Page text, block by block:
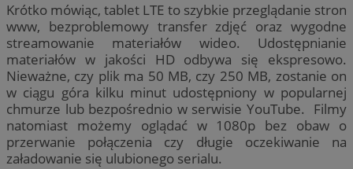
Krótko mówiąc, tablet LTE to szybkie przeglądanie stron
www, bezproblemowy transfer zdjęć oraz wygodne
streamowanie materiałów wideo. Udostępnianie
materiałów w jakości HD odbywa się ekspresowo.
Nieważne, czy plik ma 50 MB, czy 250 MB, zostanie on
w ciągu góra kilku minut udostępniony w popularnej
chmurze lub bezpośrednio w serwisie YouTube. Filmy
natomiast możemy oglądać w 1080p bez obaw o
przerwanie połączenia czy długie oczekiwanie na
załadowanie się ulubionego serialu.